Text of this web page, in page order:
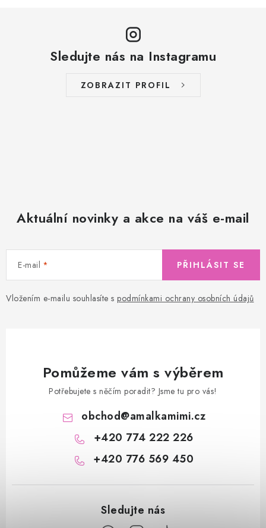
Sledujte nás na Instagramu
ZOBRAZIT PROFIL
Aktuální novinky a akce na váš e-mail
E-mail
Vložením e-mailu souhlasíte s podmínkami ochrany osobních údajů
PŘIHLÁSIT SE
Pomůžeme vám s výběrem
Potřebujete s něčím poradit? Jsme tu pro vás!
obchod@amalkamimi.cz
+420 774 222 226
+420 776 569 450